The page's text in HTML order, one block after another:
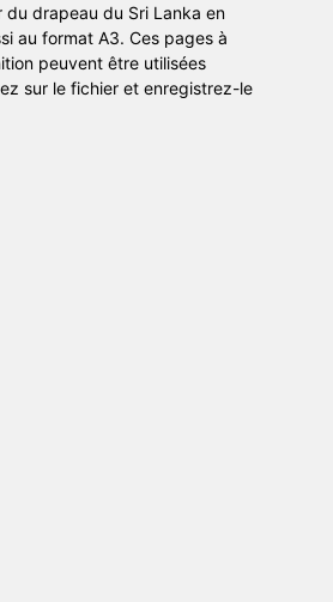
du drapeau du Sri Lanka en
au format A3. Ces pages à
peuvent être utilisées
sur le fichier et enregistrez-le